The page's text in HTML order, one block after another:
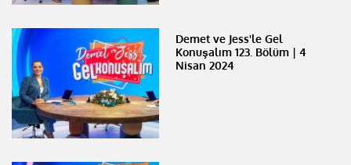
Demet ve Jess'le Gel
Konuşalım 123. Bölüm | 4
Nisan 2024